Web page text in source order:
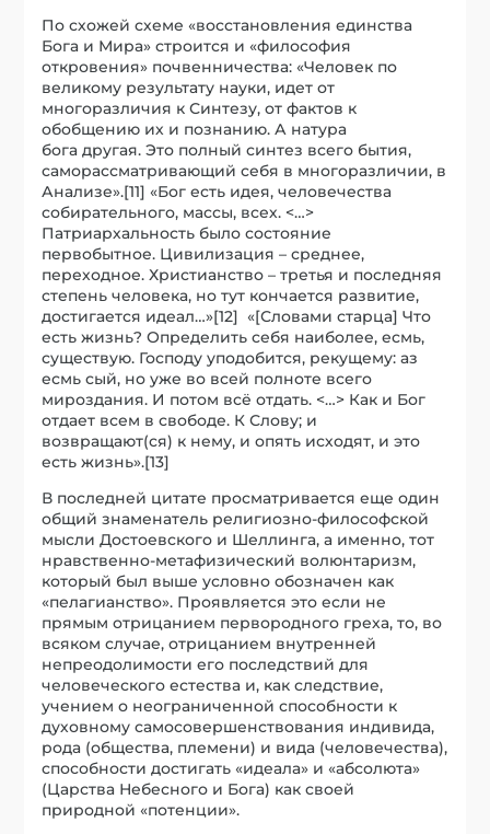
По схожей схеме «восстановления единства
Бога и Мира» строится и «философия
откровения» почвенничества: «Человек по
великому результату науки, идет от
многоразличия к Синтезу, от фактов к
обобщению их и познанию. А натура
бога другая. Это полный синтез всего бытия,
саморассматривающий себя в многоразличии, в
Анализе».[11] «Бог есть идея, человечества
собирательного, массы, всех. <…>
Патриархальность было состояние
первобытное. Цивилизация – среднее,
переходное. Христианство – третья и последняя
степень человека, но тут кончается развитие,
достигается идеал…»[12] «[Словами старца] Что
есть жизнь? Определить себя наиболее, есмь,
существую. Господу уподобится, рекущему: аз
есмь сый, но уже во всей полноте всего
мироздания. И потом всё отдать. <…> Как и Бог
отдает всем в свободе. К Слову; и
возвращают(ся) к нему, и опять исходят, и это
есть жизнь».[13]
В последней цитате просматривается еще один
общий знаменатель религиозно-философской
мысли Достоевского и Шеллинга, а именно, тот
нравственно-метафизический волюнтаризм,
который был выше условно обозначен как
«пелагианство». Проявляется это если не
прямым отрицанием первородного греха, то, во
всяком случае, отрицанием внутренней
непреодолимости его последствий для
человеческого естества и, как следствие,
учением о неограниченной способности к
духовному самосовершенствования индивида,
рода (общества, племени) и вида (человечества),
способности достигать «идеала» и «абсолюта»
(Царства Небесного и Бога) как своей
природной «потенции».